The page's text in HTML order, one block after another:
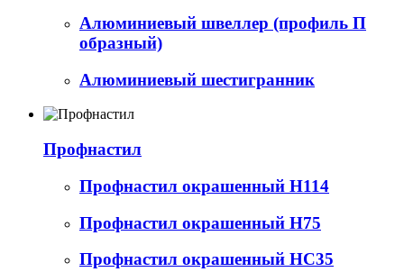
Алюминиевый швеллер (профиль П
образный)
Алюминиевый шестигранник
Профнастил
Профнастил окрашенный Н114
Профнастил окрашенный Н75
Профнастил окрашенный НС35